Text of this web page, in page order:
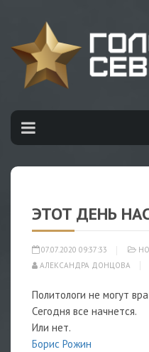
ЭТОТ ДЕНЬ
07.07.2020 09:37:33
АЛЕКСАНДРА ДОНЦОВА
Политологи не могут
Сегодня все начнется.
Или нет.
Борис Рожин